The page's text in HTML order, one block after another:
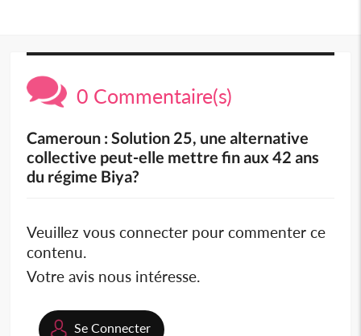
0 Commentaire(s)
Cameroun : Solution 25, une alternative
collective peut-elle mettre fin aux 42 ans
du régime Biya?
Veuillez vous connecter pour commenter ce
contenu.
Votre avis nous intéresse.
Se Connecter